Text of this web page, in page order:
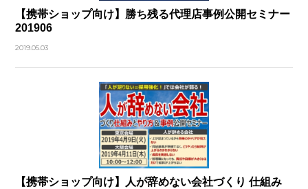
【携帯ショップ向け】勝ち残る代理店事例公開セミナー
201906
2019.05.03
【携帯ショップ向け】人が辞めない会社づくり 仕組み